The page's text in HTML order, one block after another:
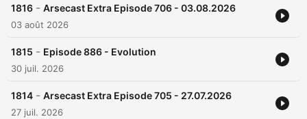
1816 - Arsecast Extra Episode 706 - 03.08.2026
03 août 2026
1815 - Episode 886 - Evolution
30 juil. 2026
1814 - Arsecast Extra Episode 705 - 27.07.2026
27 juil. 2026